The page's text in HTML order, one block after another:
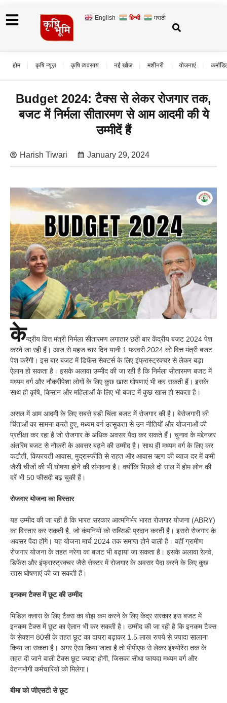
English हिन्दी मराठी
होम कृषि न्यूज़ कृषि व्यवसाय नई खोज मशीनरी योजनाएं
Budget 2024: टैक्स से लेकर रोजगार तक,
बजट में निर्मला सीतारमण से आम आदमी की ये
उम्मीदें हैं
Harish Tiwari January 29, 2024
केन्द्रीय वित्त मंत्री निर्मला सीतारमण लगातार छठी बार केंद्रीय बजट 2024 पेश
करने जा रही हैं। आज से महज चार दिन यानी 1 फरवरी 2024 को वित्त मंत्री बजट
पेश करेंगी। इस बार बजट में डिफेंस सेक्टर्स के लिए इंफ्रास्ट्रक्चर से लेकर बड़ा
ऐलान हो सकता है। इसके अलावा उम्मीद की जा रही है कि निर्मला सीतारमण बजट में
मध्यम वर्ग और नौकरीपेशा लोगों के लिए कुछ खास घोषणाएं भी कर सकती हैं। इसके
साथ ही कृषि, किसान और महिलाओं के लिए भी बजट में कुछ खास हो सकता है।
असल में आम आदमी के लिए सबसे बड़ी चिंता बजट में रोजगार की है। बेरोजगारी की
चिंताओं का सामना करते हुए, मध्यम वर्ग उत्सुकता से उन नीतियों और योजनाओं की
प्रतीक्षा कर रहा है जो रोजगार के अधिक अवसर पैदा कर सकते हैं। चुनाव के मद्देनजर
अंतरिम बजट से नौकरी के अवसर बढ़ने की उम्मीद है। साथ ही मध्यम वर्ग के लिए कर
कटौती, किफायती आवास, मुद्रास्फीति से राहत और आवास ऋण की ब्याज दर में कमी
जैसी चीजों की भी घोषणा होने की संभावना है। क्योंकि पिछले दो साल में होम लोन की
दरें भी 50 फीसदी बढ़ चुकी हैं।
रोजगार योजना का विस्तार
यह उम्मीद की जा रही है कि भारत सरकार आत्मनिर्भर भारत रोजगार योजना (ABRY)
का विस्तार कर सकती है, जो कंपनियों को सब्सिडी प्रदान करती है। इससे रोजगार के
अवसर पैदा होंगे। यह योजना मार्च 2024 तक समाप्त होने वाली है। वहीं ग्रामीण
रोजगार योजना के तहत नरेगा का बजट भी बढ़ाया जा सकता है। इसके अलावा रेलवे,
डिफेंस और इंफ्रास्ट्रक्चर जैसे सेक्टर में रोजगार के अवसर पैदा करने के लिए कुछ
खास घोषणाएं की जा सकती हैं।
इनकम टैक्स में छूट की उम्मीद
मिडिल क्लास के लिए टैक्स का बोझ कम करने के लिए केंद्र सरकार इस बजट में
इनकम टैक्स में छूट का ऐलान भी कर सकती है। उम्मीद की जा रही है कि इनकम टैक्स
के सेक्शन 80सी के तहत छूट का दायरा बढ़ाकर 1.5 लाख रुपये से ज्यादा सालाना
किया जा सकता है। अगर ऐसा किया जाता है तो पीपीएफ से लेकर इंश्योरेंस तक के
तहत दी जाने वाली टैक्स छूट ज्यादा होगी, जिसका सीधा फायदा मध्यम वर्ग और
वेतनभोगी कर्मचारियों को मिलेगा।
बीमा को जीएसटी से छूट